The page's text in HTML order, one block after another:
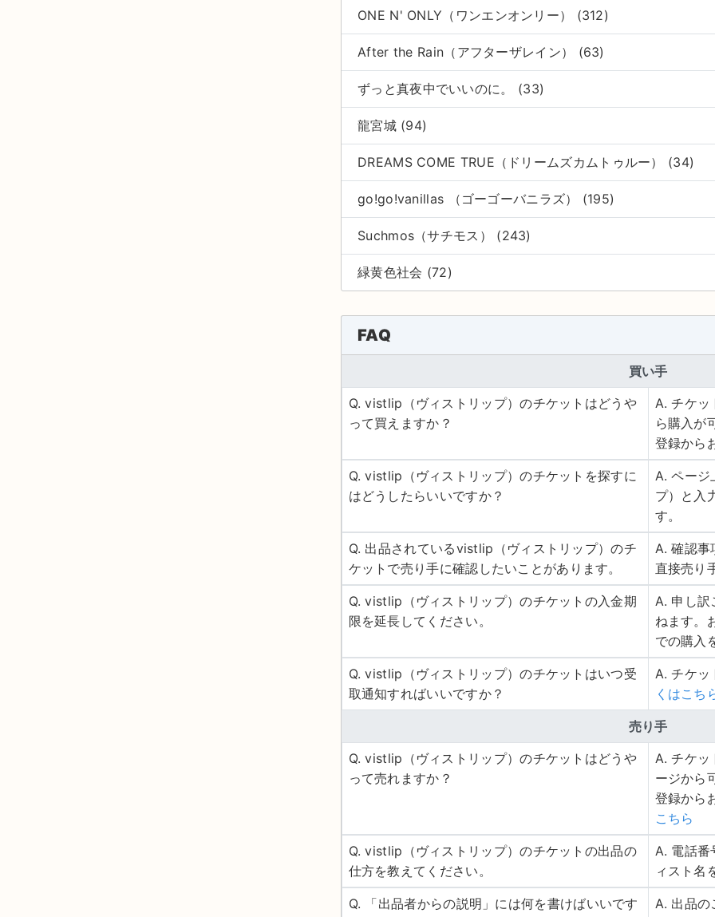
ONE N' ONLY（ワンエンオンリー） (312)
After the Rain（アフターザレイン） (63)
ずっと真夜中でいいのに。 (33)
龍宮城 (94)
DREAMS COME TRUE（ドリームズカムトゥルー） (34)
go!go!vanillas （ゴーゴーバニラズ） (195)
Suchmos（サチモス） (243)
緑黄色社会 (72)
FAQ
買い手
Q. vistlip（ヴィストリップ）のチケットはどうや
って買えますか？
A. チケッ
ら購入が
登録から
Q. vistlip（ヴィストリップ）のチケットを探すに
はどうしたらいいですか？
A. ページ
プ）と入
す。
Q. 出品されているvistlip（ヴィストリップ）のチ
ケットで売り手に確認したいことがあります。
A. 確認事
直接売り
Q. vistlip（ヴィストリップ）のチケットの入金期
限を延長してください。
A. 申し訳
ねます。
での購入
Q. vistlip（ヴィストリップ）のチケットはいつ受
取通知すればいいですか？
A. チケッ
くはこち
売り手
Q. vistlip（ヴィストリップ）のチケットはどうや
って売れますか？
A. チケッ
ージから
登録から
こちら
Q. vistlip（ヴィストリップ）のチケットの出品の
仕方を教えてください。
A. 電話番
ィスト名
Q. 「出品者からの説明」には何を書けばいいです
A. 出品の